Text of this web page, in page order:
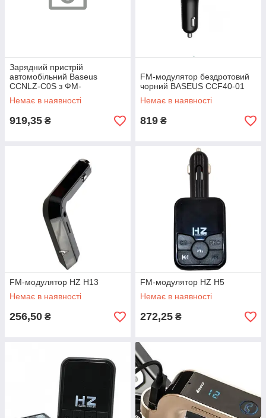
Зарядний пристрій
автомобільний Baseus
CCNLZ-C0S з ФМ-
модулятором, швидкий
зарядний пристрій, срібни
Немає в наявності
919,35 ₴
FM-модулятор бездротовий
чорний BASEUS CCF40-01
Немає в наявності
819 ₴
FM-модулятор HZ H13
Немає в наявності
256,50 ₴
FM-модулятор HZ H5
Немає в наявності
272,25 ₴